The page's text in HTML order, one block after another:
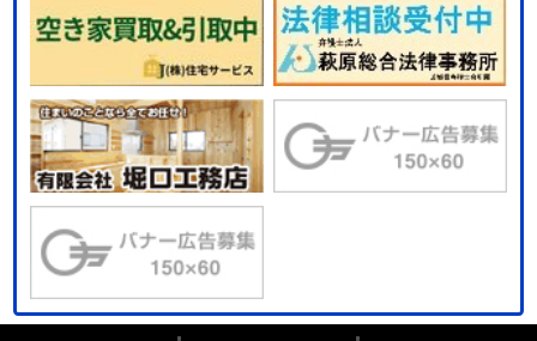
妊娠に関する相談窓口のご案内
2024年8月30日
高齢者クラブ
2024年8月29日
障がいのある人への配慮が義務化されま
した
2024年8月27日